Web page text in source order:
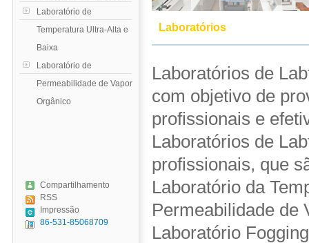
Laboratório de
Temperatura Ultra-Alta e
Baixa
Laboratório de
Permeabilidade de Vapor
Orgânico
Compartilhamento
RSS
Impressão
86-531-85068709
Laboratórios
Laboratórios de
com objetivo de
profissionais e
Laboratórios de
profissionais, que
Laboratório da
Permeabilidade de
Laboratório